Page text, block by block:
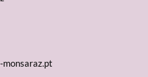
monsaraz.pt